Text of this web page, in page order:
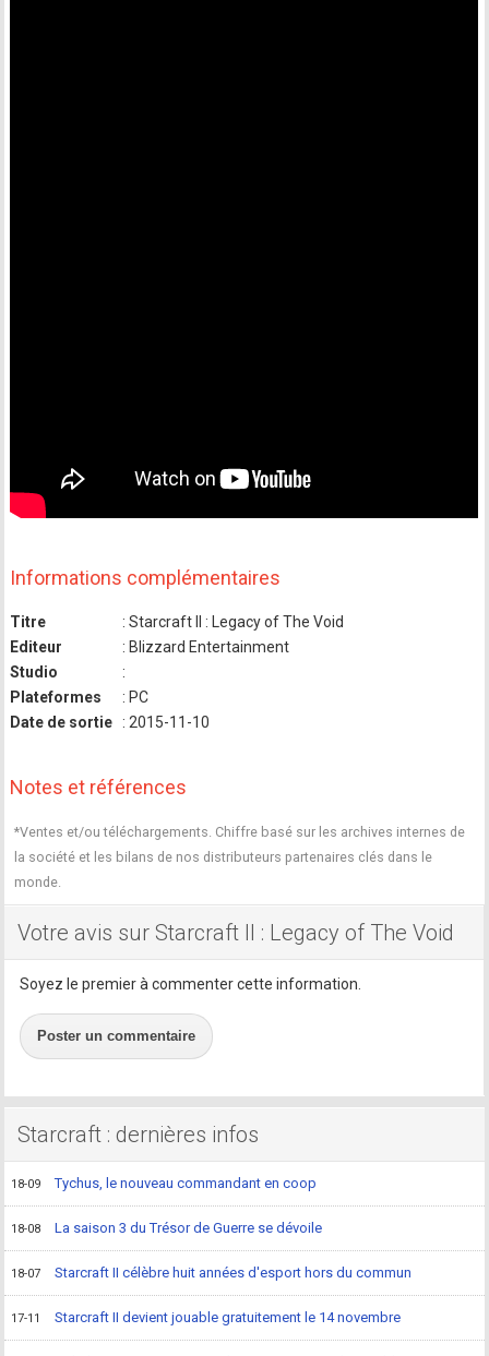
Informations complémentaires
Titre
: Starcraft II : Legacy of The Void
Editeur
: Blizzard Entertainment
Studio
:
Plateformes
: PC
Date de sortie
: 2015-11-10
Notes et références
*Ventes et/ou téléchargements. Chiffre basé sur les archives internes de
la société et les bilans de nos distributeurs partenaires clés dans le
monde.
Votre avis sur Starcraft II : Legacy of The Void
Soyez le premier à commenter cette information.
Poster un commentaire
Starcraft : dernières infos
18-09 Tychus, le nouveau commandant en coop
18-08 La saison 3 du Trésor de Guerre se dévoile
18-07 Starcraft II célèbre huit années d'esport hors du commun
17-11 Starcraft II devient jouable gratuitement le 14 novembre